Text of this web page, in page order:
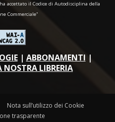
accettato il Codice di Autodisciplina della
Commerciale"
| ABBONAMENTI |
NOSTRA LIBRERIA
Nota sull’utilizzo dei Cookie
trasparente